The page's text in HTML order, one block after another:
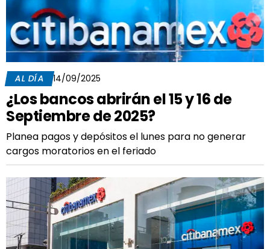
AL DÍA 14/09/2025
¿Los bancos abrirán el 15 y 16 de
Septiembre de 2025?
Planea pagos y depósitos el lunes para no generar
cargos moratorios en el feriado